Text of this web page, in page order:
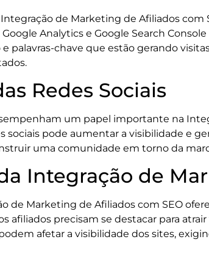
de Marketing de Afiliados
Analytics e Google Search
palavras-chave que estão gerando
Redes Sociais
um papel importante na
sociais pode aumentar a visibilidade e
uma comunidade em torno da
Integração de
de Marketing de Afiliados com SEO
afiliados precisam se destacar para
afetar a visibilidade dos sites,